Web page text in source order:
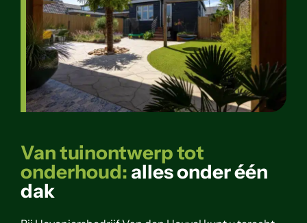
Van tuinontwerp tot
onderhoud: alles onder één
dak